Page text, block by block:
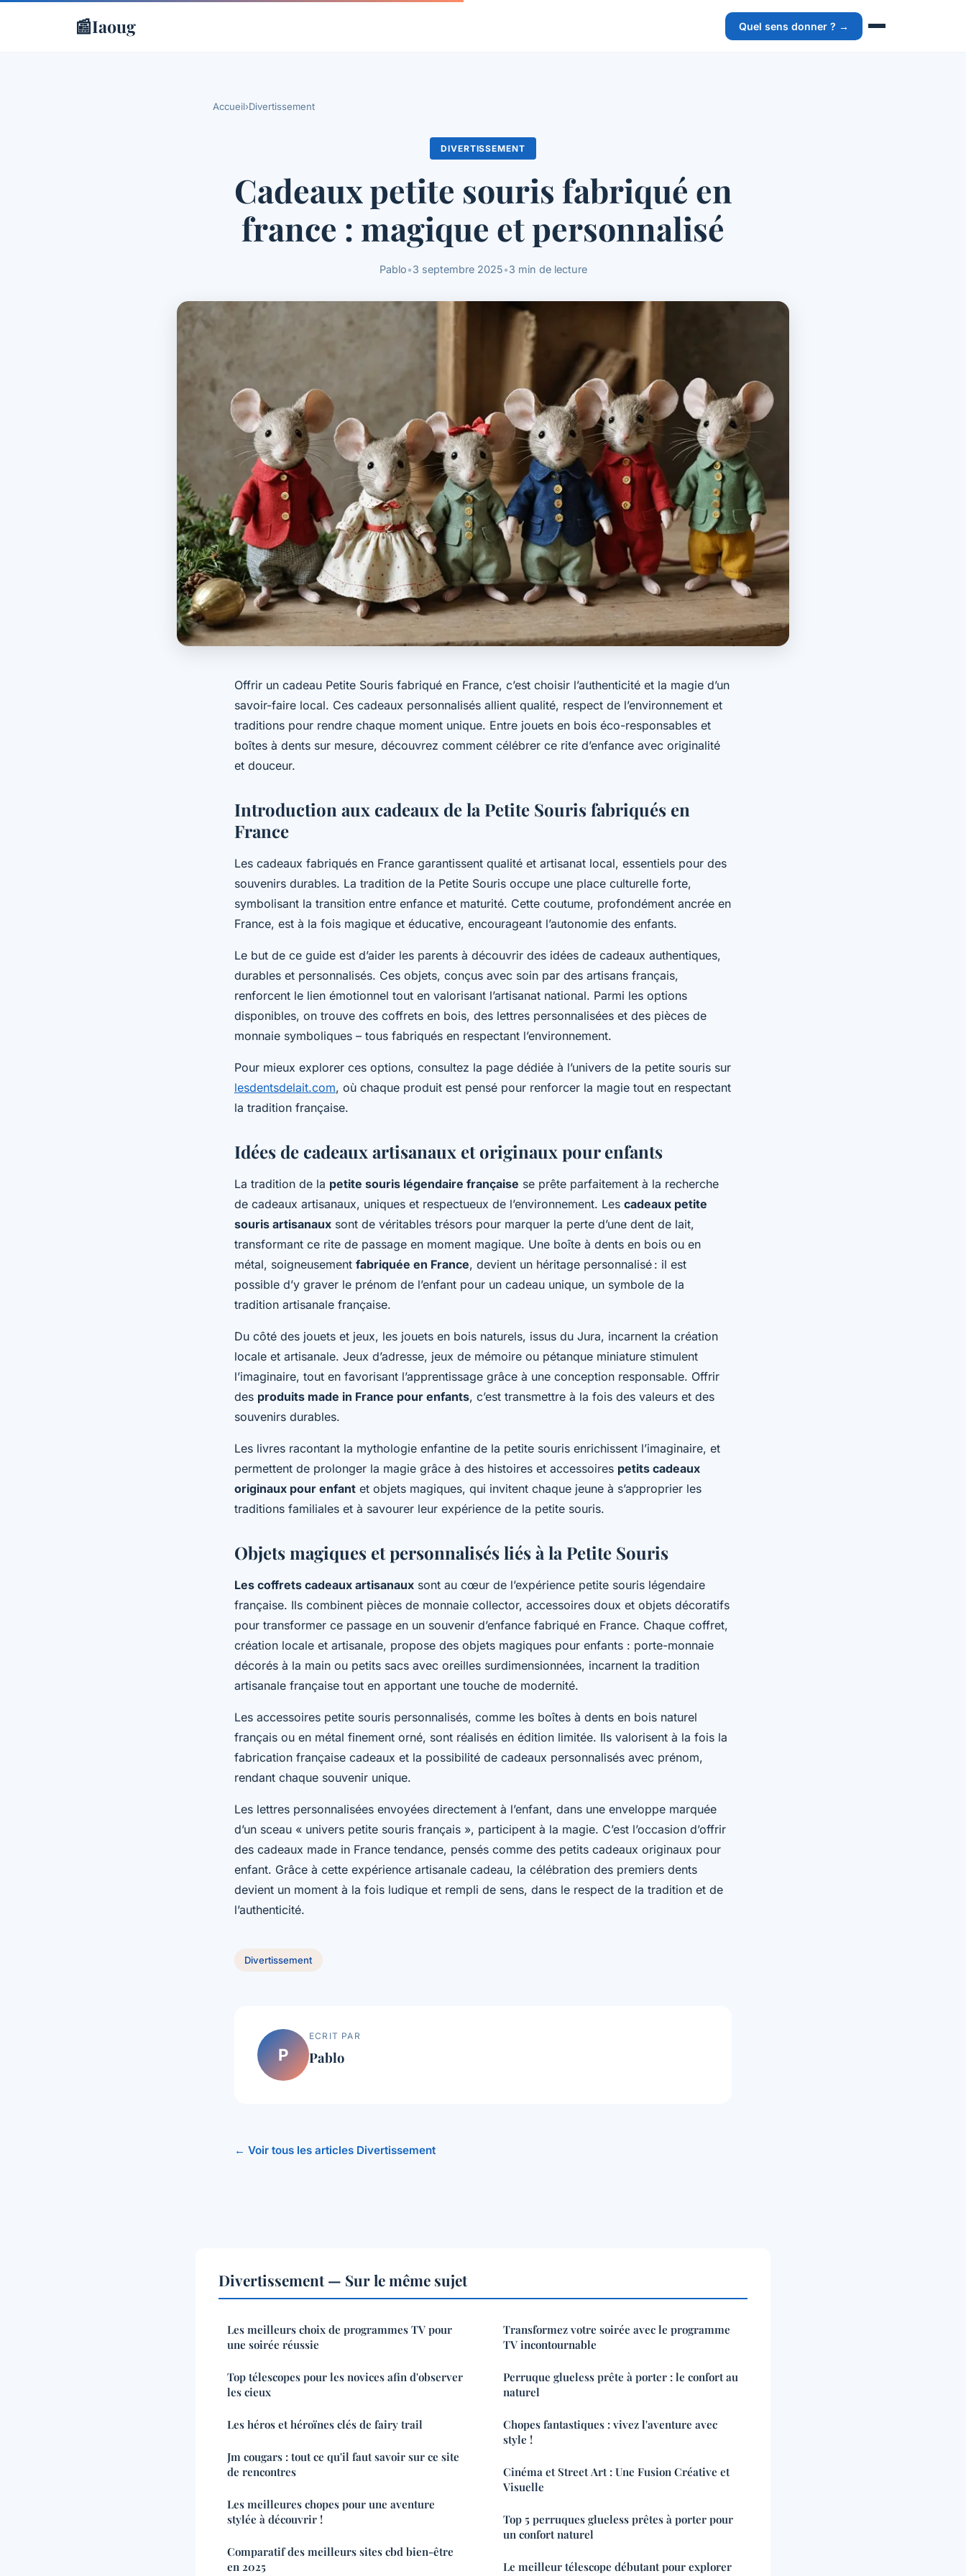
📰Iaoug Quel sens donner ? →
Accueil›Divertissement
DIVERTISSEMENT
Cadeaux petite souris fabriqué en
france : magique et personnalisé
Pablo•3 septembre 2025•3 min de lecture
Offrir un cadeau Petite Souris fabriqué en France, c’est choisir l’authenticité et la magie d’un
savoir-faire local. Ces cadeaux personnalisés allient qualité, respect de l’environnement et
traditions pour rendre chaque moment unique. Entre jouets en bois éco-responsables et
boîtes à dents sur mesure, découvrez comment célébrer ce rite d’enfance avec originalité
et douceur.
Introduction aux cadeaux de la Petite Souris fabriqués en
France
Les cadeaux fabriqués en France garantissent qualité et artisanat local, essentiels pour des
souvenirs durables. La tradition de la Petite Souris occupe une place culturelle forte,
symbolisant la transition entre enfance et maturité. Cette coutume, profondément ancrée en
France, est à la fois magique et éducative, encourageant l’autonomie des enfants.
Le but de ce guide est d’aider les parents à découvrir des idées de cadeaux authentiques,
durables et personnalisés. Ces objets, conçus avec soin par des artisans français,
renforcent le lien émotionnel tout en valorisant l’artisanat national. Parmi les options
disponibles, on trouve des coffrets en bois, des lettres personnalisées et des pièces de
monnaie symboliques – tous fabriqués en respectant l’environnement.
Pour mieux explorer ces options, consultez la page dédiée à l’univers de la petite souris sur
lesdentsdelait.com, où chaque produit est pensé pour renforcer la magie tout en respectant
la tradition française.
Idées de cadeaux artisanaux et originaux pour enfants
La tradition de la petite souris légendaire française se prête parfaitement à la recherche
de cadeaux artisanaux, uniques et respectueux de l’environnement. Les cadeaux petite
souris artisanaux sont de véritables trésors pour marquer la perte d’une dent de lait,
transformant ce rite de passage en moment magique. Une boîte à dents en bois ou en
métal, soigneusement fabriquée en France, devient un héritage personnalisé : il est
possible d’y graver le prénom de l’enfant pour un cadeau unique, un symbole de la
tradition artisanale française.
Du côté des jouets et jeux, les jouets en bois naturels, issus du Jura, incarnent la création
locale et artisanale. Jeux d’adresse, jeux de mémoire ou pétanque miniature stimulent
l’imaginaire, tout en favorisant l’apprentissage grâce à une conception responsable. Offrir
des produits made in France pour enfants, c’est transmettre à la fois des valeurs et des
souvenirs durables.
Les livres racontant la mythologie enfantine de la petite souris enrichissent l’imaginaire, et
permettent de prolonger la magie grâce à des histoires et accessoires petits cadeaux
originaux pour enfant et objets magiques, qui invitent chaque jeune à s’approprier les
traditions familiales et à savourer leur expérience de la petite souris.
Objets magiques et personnalisés liés à la Petite Souris
Les coffrets cadeaux artisanaux sont au cœur de l’expérience petite souris légendaire
française. Ils combinent pièces de monnaie collector, accessoires doux et objets décoratifs
pour transformer ce passage en un souvenir d’enfance fabriqué en France. Chaque coffret,
création locale et artisanale, propose des objets magiques pour enfants : porte-monnaie
décorés à la main ou petits sacs avec oreilles surdimensionnées, incarnent la tradition
artisanale française tout en apportant une touche de modernité.
Les accessoires petite souris personnalisés, comme les boîtes à dents en bois naturel
français ou en métal finement orné, sont réalisés en édition limitée. Ils valorisent à la fois la
fabrication française cadeaux et la possibilité de cadeaux personnalisés avec prénom,
rendant chaque souvenir unique.
Les lettres personnalisées envoyées directement à l’enfant, dans une enveloppe marquée
d’un sceau « univers petite souris français », participent à la magie. C’est l’occasion d’offrir
des cadeaux made in France tendance, pensés comme des petits cadeaux originaux pour
enfant. Grâce à cette expérience artisanale cadeau, la célébration des premiers dents
devient un moment à la fois ludique et rempli de sens, dans le respect de la tradition et de
l’authenticité.
Divertissement
P
ECRIT PAR
Pablo
← Voir tous les articles Divertissement
Divertissement — Sur le même sujet
Les meilleurs choix de programmes TV pour
une soirée réussie
Top télescopes pour les novices afin d'observer
les cieux
Les héros et héroïnes clés de fairy trail
Jm cougars : tout ce qu'il faut savoir sur ce site
de rencontres
Les meilleures chopes pour une aventure
stylée à découvrir !
Comparatif des meilleurs sites cbd bien-être
en 2025
Transformez votre soirée avec le programme
TV incontournable
Perruque glueless prête à porter : le confort au
naturel
Chopes fantastiques : vivez l'aventure avec
style !
Cinéma et Street Art : Une Fusion Créative et
Visuelle
Top 5 perruques glueless prêtes à porter pour
un confort naturel
Le meilleur télescope débutant pour explorer